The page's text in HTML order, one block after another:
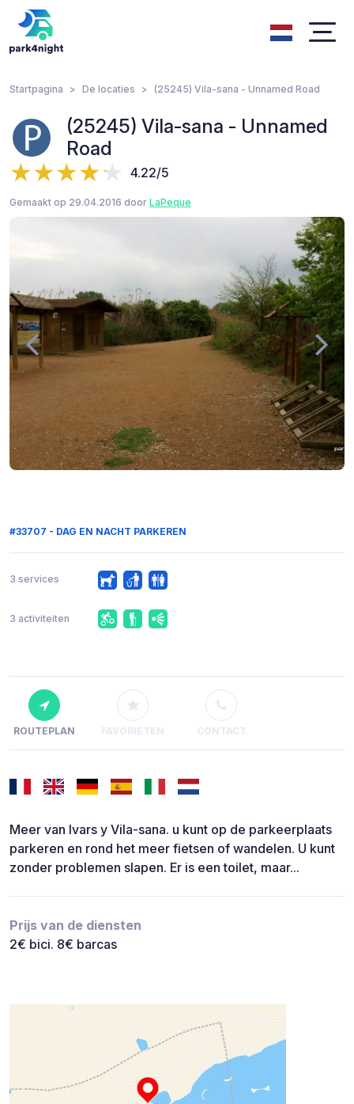
Startpagina De locaties (25245) Vila-sana - Unnamed Road
(25245) Vila-sana - Unnamed
Road
4.22/5
Gemaakt op 29.04.2016 door LaPeque
#33707 - DAG EN NACHT PARKEREN
3 services
3 activiteiten
ROUTEPLAN FAVORIETEN CONTACT
Meer van Ivars y Vila-sana. u kunt op de parkeerplaats
parkeren en rond het meer fietsen of wandelen. U kunt
zonder problemen slapen. Er is een toilet, maar...
Prijs van de diensten
2€ bici. 8€ barcas